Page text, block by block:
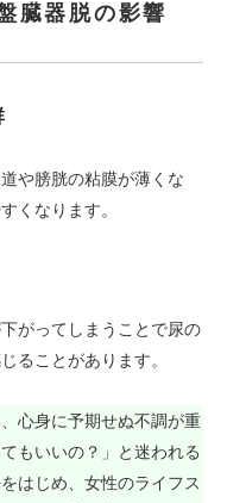
臓器脱の影響
や膀胱の粘膜が薄くな
くなります。
がってしまうことで尿の
ることがあります。
心身に予期せぬ不調が重
もいいの？」と迷われる
はじめ、女性のライフス